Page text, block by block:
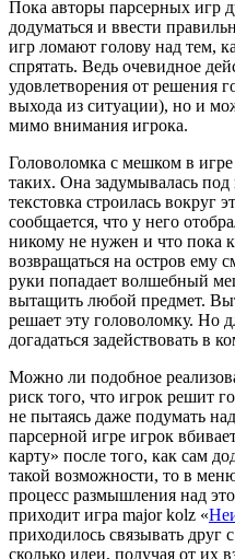
Пока авторы парсерных игр
додуматься и ввести
игр ломают голову над тем,
спрятать. Ведь очевидное
удовлетворения от решения
выхода из ситуации), но и
мимо внимания игрока.
Головоломка с мешком в
таких. Она задумывалась
текстовка строилась вокруг
сообщается, что у него
никому не нужен и что пока
возвращаться на остров ему
руки попадает волшебный
вытащить любой предмет.
решает эту головоломку. Но
догадаться задействовать в
Можно ли подобное
риск того, что игрок решит
не пытаясь даже подумать
парсерной игре игрок
карту» после того, как сам
такой возможности, то в
процесс размышления над
приходит игра major kolz «
приходилось связывать друг
сколько идеи, получая от их